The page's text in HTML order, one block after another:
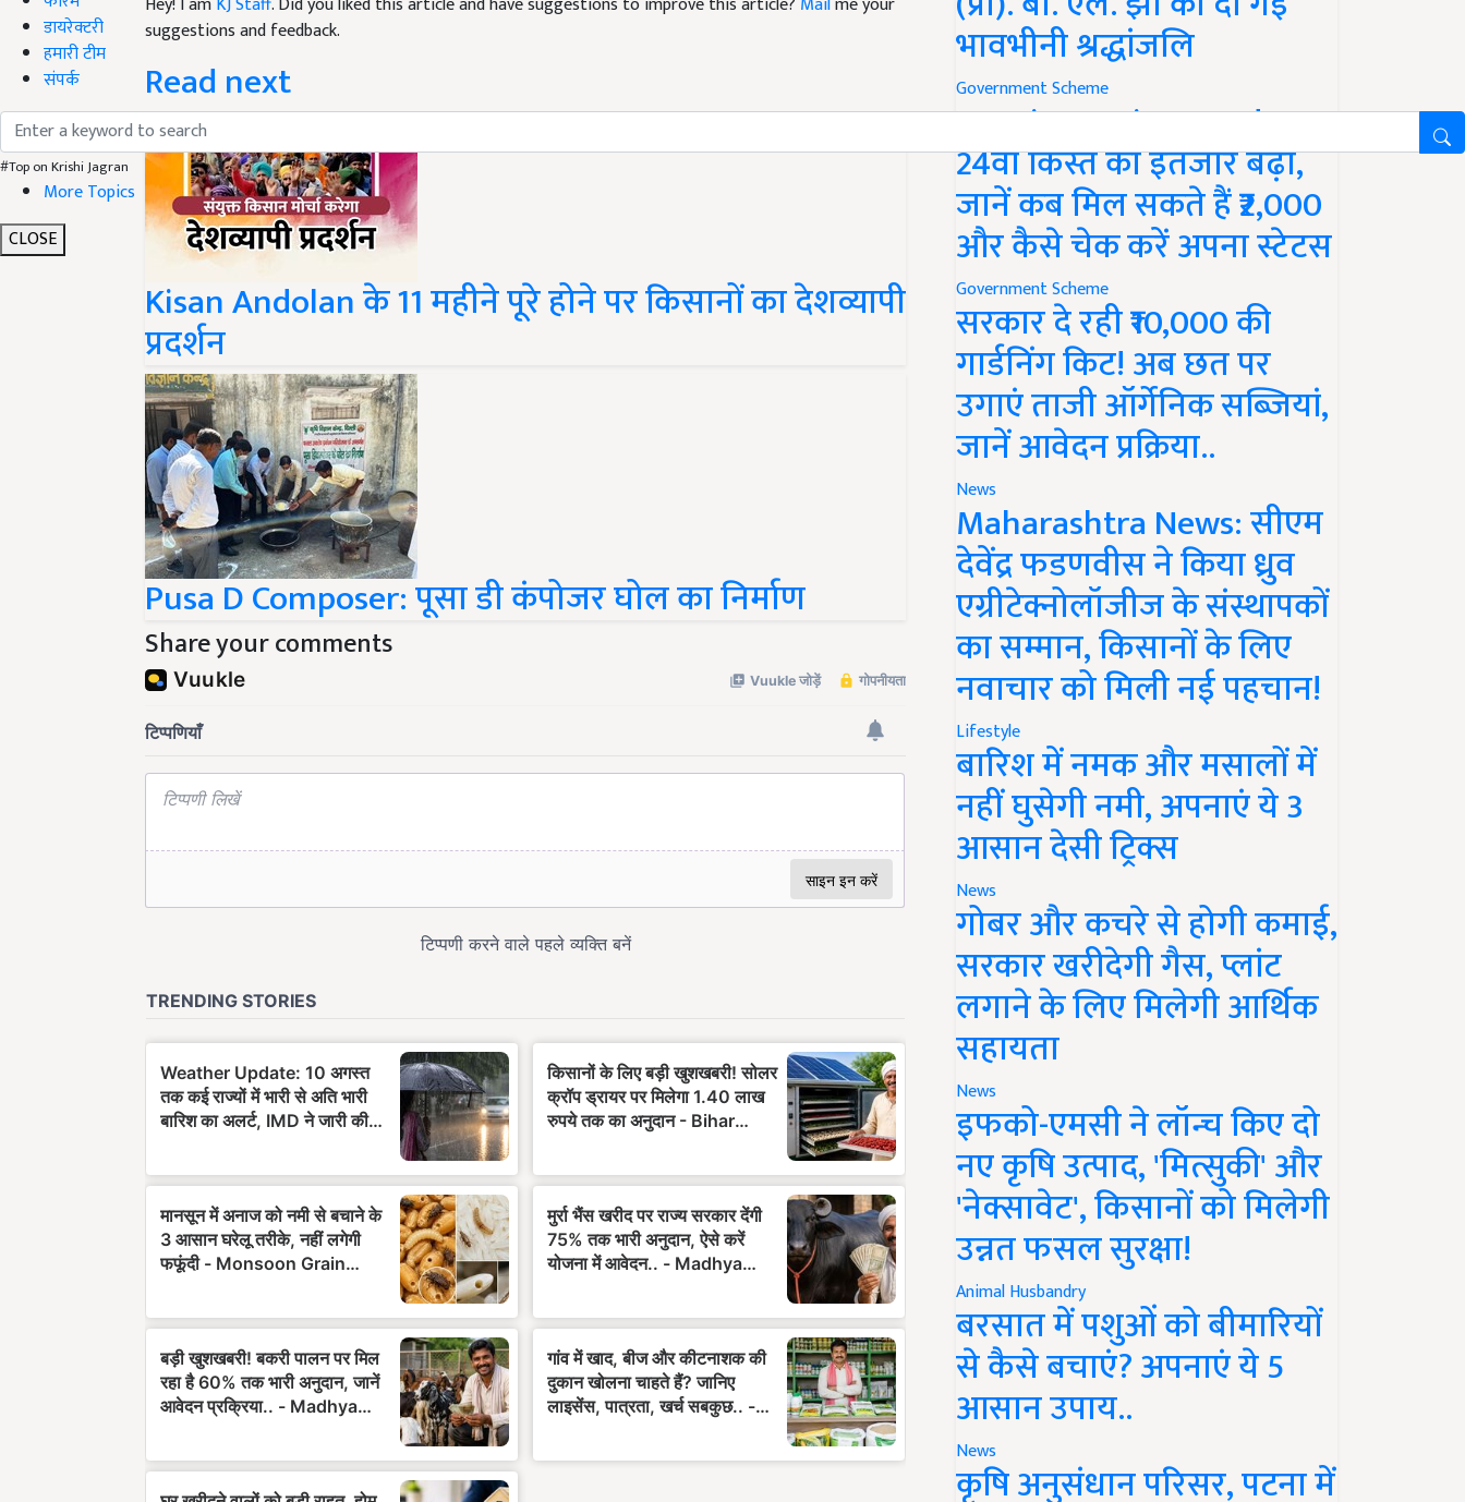
डायरेक्टरी
हमारी टीम
संपर्क
#Top on Krishi Jagran
More Topics
CLOSE
suggestions and feedback.
Read next
Kisan Andolan के 11 महीने पूरे होने पर किसानों का देशव्यापी
प्रदर्शन
Pusa D Composer: पूसा डी कंपोजर घोल का निर्माण
Share your comments
भावभीनी श्रद्धांजलि
Government Scheme
PM Kisan Yojana Update:
24वीं किस्त का इंतजार बढ़ा,
जानें कब मिल सकते हैं ₹2,000
और कैसे चेक करें अपना स्टेटस
Government Scheme
सरकार दे रही ₹10,000 की
गार्डनिंग किट! अब छत पर
उगाएं ताजी ऑर्गेनिक सब्जियां,
जानें आवेदन प्रक्रिया..
News
Maharashtra News: सीएम
देवेंद्र फडणवीस ने किया ध्रुव
एग्रीटेक्नोलॉजीज के संस्थापकों
का सम्मान, किसानों के लिए
नवाचार को मिली नई पहचान!
Lifestyle
बारिश में नमक और मसालों में
नहीं घुसेगी नमी, अपनाएं ये 3
आसान देसी ट्रिक्स
News
गोबर और कचरे से होगी कमाई,
सरकार खरीदेगी गैस, प्लांट
लगाने के लिए मिलेगी आर्थिक
सहायता
News
इफको-एमसी ने लॉन्च किए दो
नए कृषि उत्पाद, 'मित्सुकी' और
'नेक्सावेट', किसानों को मिलेगी
उन्नत फसल सुरक्षा!
Animal Husbandry
बरसात में पशुओं को बीमारियों
से कैसे बचाएं? अपनाएं ये 5
आसान उपाय..
News
कृषि अनुसंधान परिसर, पटना में